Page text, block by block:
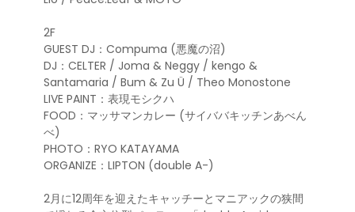
2F
GUEST DJ：Compuma (悪魔の沼)
DJ：CELTER / Joma & Neggy / kengo &
Santamaria / Bum & Zu Ü / Theo Monostone
LIVE PAINT：表現モシクハ
FOOD：マッサマンカレー (サイババキッチンあべん
べ)
PHOTO：RYO KATAYAMA
ORGANIZE：LIPTON (double A-)
2月に12周年を迎えたキャッチーとマニアックの狭間